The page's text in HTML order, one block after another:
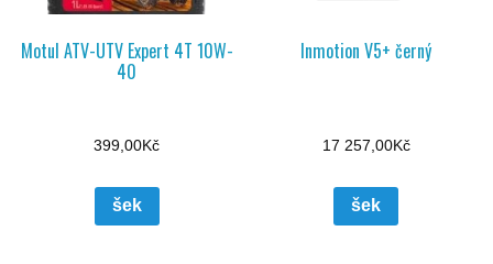
Motul ATV-UTV Expert 4T 10W-
40
399,00Kč
šek
Inmotion V5+ černý
17 257,00Kč
šek